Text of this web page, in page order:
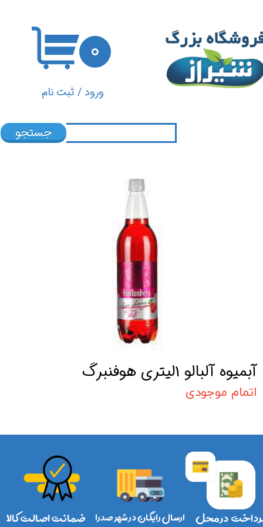
ورود/ ثبت نام
تغییر گذر واژه
سفارشات
۰
جستجو
آبمیوه آلبالو 1لیتری هوفنبرگ
اتمام موجودی
ارسال رایگان در شهر صدرا در محل ضمانت اصالت کالا